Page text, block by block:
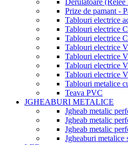
Derulatoare
Prize de pamant -
Tablouri electrice
Tablouri electrice
Tablouri electrice
Tablouri electrice
Tablouri electrice
Tablouri electrice
Tablouri electrice
Tablouri metalice
Teava PVC
JGHEABURI METALICE
Jgheab metalic
Jgheab metalic
Jgheab metalic
Jgheaburi metalice